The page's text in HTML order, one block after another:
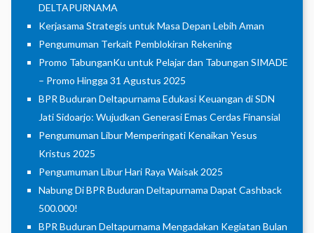
DELTAPURNAMA
Kerjasama Strategis untuk Masa Depan Lebih Aman
Pengumuman Terkait Pemblokiran Rekening
Promo TabunganKu untuk Pelajar dan Tabungan SIMADE
– Promo Hingga 31 Agustus 2025
BPR Buduran Deltapurnama Edukasi Keuangan di SDN
Jati Sidoarjo: Wujudkan Generasi Emas Cerdas Finansial
Pengumuman Libur Memperingati Kenaikan Yesus
Kristus 2025
Pengumuman Libur Hari Raya Waisak 2025
Nabung Di BPR Buduran Deltapurnama Dapat Cashback
500.000!
BPR Buduran Deltapurnama Mengadakan Kegiatan Bulan